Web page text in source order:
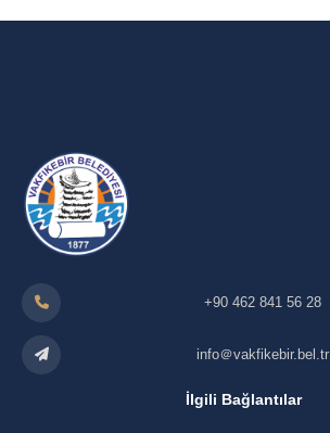
+90 462 841 56 28
info＠vakfikebir.bel.tr
İlgili Bağlantılar